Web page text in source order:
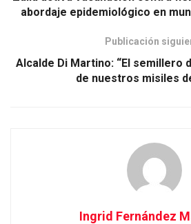
abordaje epidemiológico en
Publicación
Alcalde Di Martino: “El semillero
de nuestros misiles
Ingrid Fernández